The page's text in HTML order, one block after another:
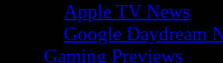
Apple TV News
Google Daydream
Gaming Previews